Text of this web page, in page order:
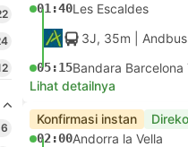
01:40Les Escaldes
3J, 35m | Andbus
05:15Bandara Barcelona
Lihat detailnya
Konfirmasi instan
02:00Andorra la Vella